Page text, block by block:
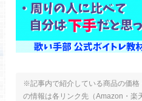
※記事内で紹介している商品の価
の情報は各リンク先（Amazon・楽